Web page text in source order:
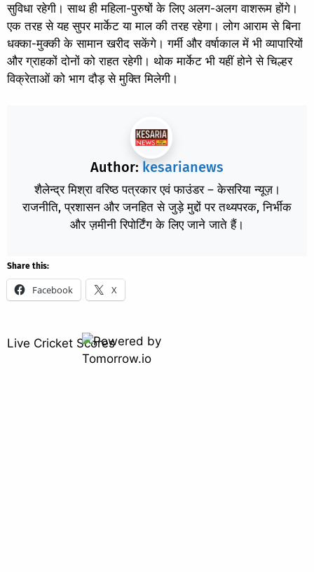
सुविधा रहेगी। साथ ही महिला-पुरुषों के लिए अलग-अलग वाशरूम होंगे।
एक तरह से यह सुपर मार्केट या माल की तरह रहेगा। लोग आराम से बिना
धक्का-मुक्की के सामान खरीद सकेंगे। गर्मी और वर्षाकाल में भी व्यापारियों
और ग्राहकों दोनों को राहत रहेगी। थोक मार्केट भी यहीं होने से चिल्हर
विक्रेताओं को भाग दौड़ से मुक्ति मिलेगी।
Author: kesarianews
शैलेन्द्र मिश्रा वरिष्ठ पत्रकार एवं फाउंडर – केसरिया न्यूज़।
राजनीति, प्रशासन और जनहित से जुड़े मुद्दों पर तथ्यपरक, निर्भीक
और ज़मीनी रिपोर्टिंग के लिए जाने जाते हैं।
Share this:
Facebook X
Live Cricket Scores